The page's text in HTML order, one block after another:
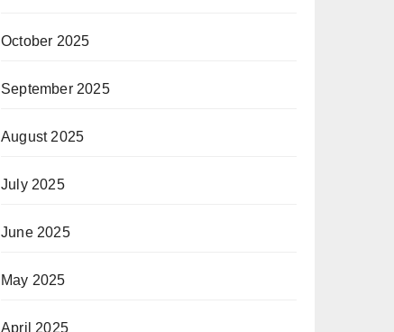
October 2025
September 2025
August 2025
July 2025
June 2025
May 2025
April 2025